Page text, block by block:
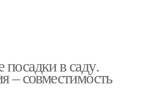
в саду.
– совместимость